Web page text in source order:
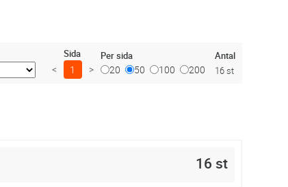
Sida
< 1 >
Per sida
20 50 100 200
Antal
16 st
16 st